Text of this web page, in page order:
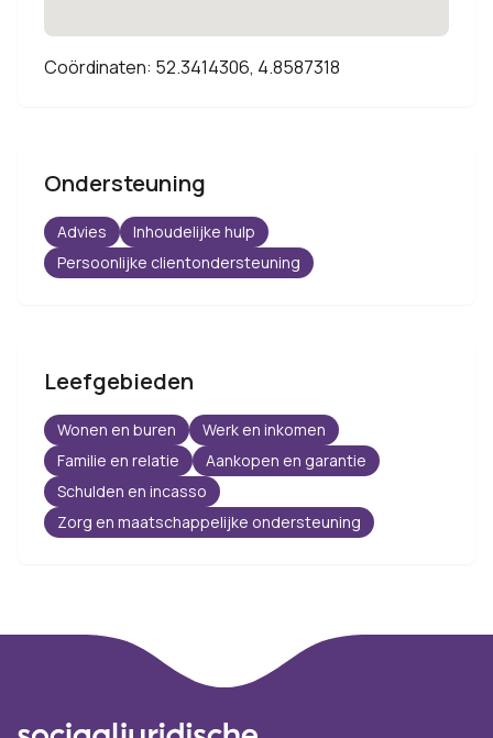
Coördinaten: 52.3414306, 4.8587318
Ondersteuning
Advies
Inhoudelijke hulp
Persoonlijke clientondersteuning
Leefgebieden
Wonen en buren
Werk en inkomen
Familie en relatie
Aankopen en garantie
Schulden en incasso
Zorg en maatschappelijke ondersteuning